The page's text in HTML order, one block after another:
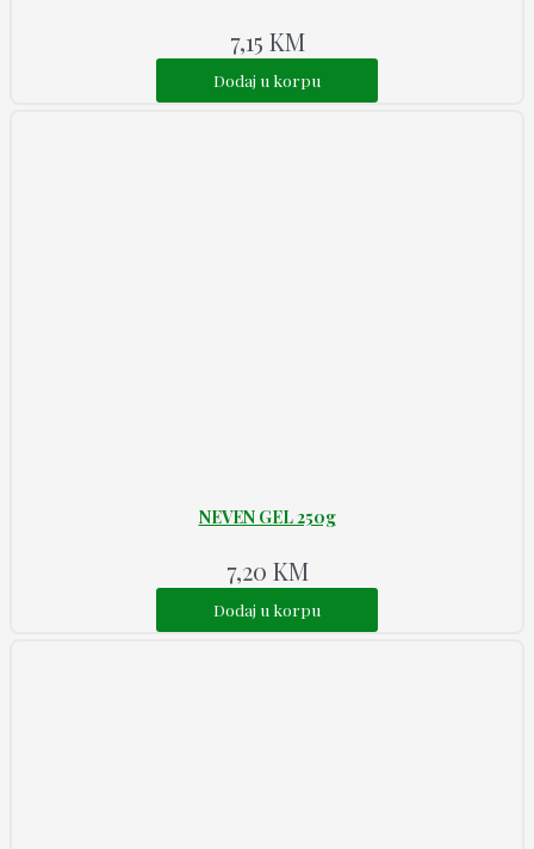
7,15 KM
Dodaj u korpu
NEVEN GEL 250g
7,20 KM
Dodaj u korpu